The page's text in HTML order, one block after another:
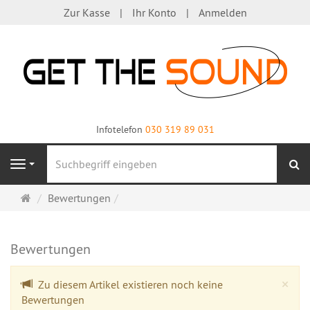
Zur Kasse Ihr Konto Anmelden
Infotelefon 030 319 89 031
Navigation
Startseite
Bewertungen
Bewertungen
×
Zu diesem Artikel existieren noch keine
Bewertungen